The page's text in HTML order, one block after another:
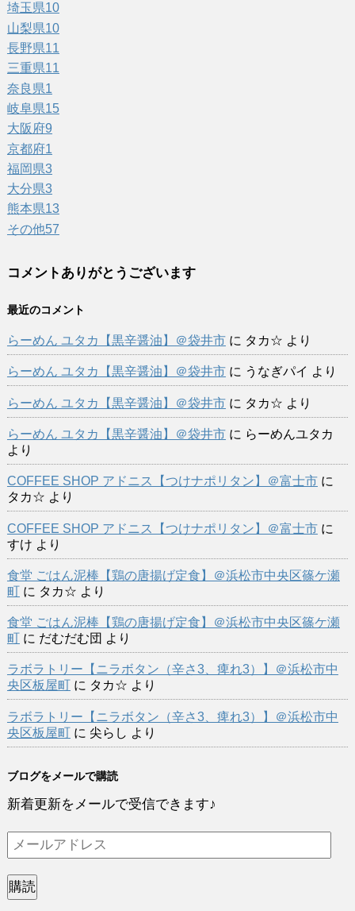
埼玉県10
山梨県10
長野県11
三重県11
奈良県1
岐阜県15
大阪府9
京都府1
福岡県3
大分県3
熊本県13
その他57
コメントありがとうございます
最近のコメント
らーめん ユタカ【黒辛醤油】＠袋井市に タカ☆ より
らーめん ユタカ【黒辛醤油】＠袋井市に うなぎパイ より
らーめん ユタカ【黒辛醤油】＠袋井市に タカ☆ より
らーめん ユタカ【黒辛醤油】＠袋井市に らーめんユタカ
より
COFFEE SHOP アドニス【つけナポリタン】＠富士市に
タカ☆ より
COFFEE SHOP アドニス【つけナポリタン】＠富士市に
すけ より
食堂 ごはん泥棒【鶏の唐揚げ定食】＠浜松市中央区篠ケ瀬
町に タカ☆ より
食堂 ごはん泥棒【鶏の唐揚げ定食】＠浜松市中央区篠ケ瀬
町に だむだむ団 より
ラボラトリー【ニラボタン（辛さ3、痺れ3）】＠浜松市中
央区板屋町に タカ☆ より
ラボラトリー【ニラボタン（辛さ3、痺れ3）】＠浜松市中
央区板屋町に 尖らし より
ブログをメールで購読
新着更新をメールで受信できます♪
メ
ー
ル
購読